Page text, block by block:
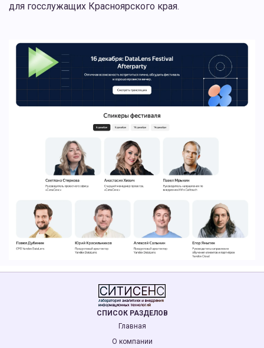
для госслужащих Красноярского края.
СПИСОК РАЗДЕЛОВ
Главная
О компании